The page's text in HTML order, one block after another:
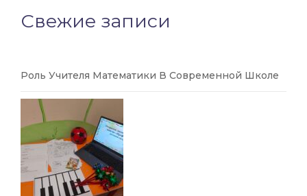
Свежие записи
Роль Учителя Математики В Современной Школе